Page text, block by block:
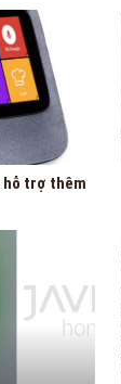
hỗ trợ thêm